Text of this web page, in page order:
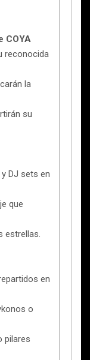
COYA
reconocida
la
su
DJ sets en
que
estrellas.
en
o
pilares